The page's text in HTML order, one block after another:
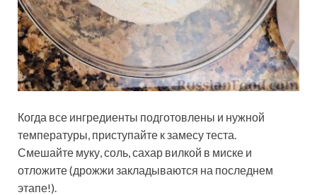
Когда все ингредиенты подготовлены и нужной
температуры, приступайте к замесу теста.
Смешайте муку, соль, сахар вилкой в миске и
отложите (дрожжи закладываются на последнем
этапе!).